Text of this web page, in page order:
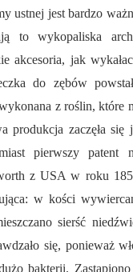
ustnej jest bardzo
to wykopaliska
akcesoria, jak
do zębów
z roślin, które
produkcja zaczęła
pierwszy patent
z USA w roku
w kości
sierść
się, ponieważ
bakterii. Zastąpiono